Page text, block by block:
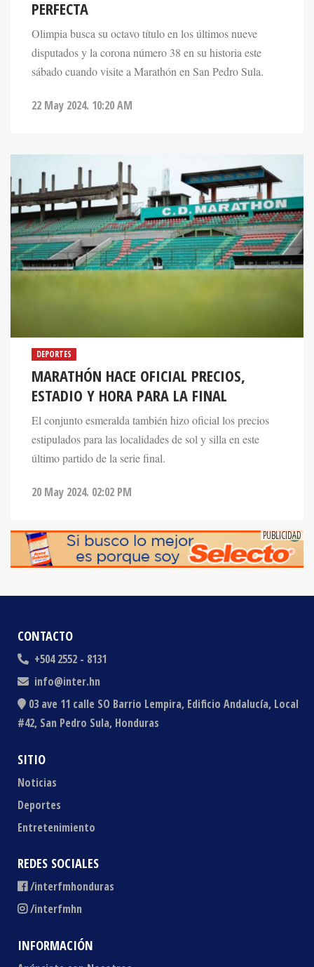
Olimpia busca su octavo título en los últimos nueve
disputados y la corona número 38 en su historia este
sábado cuando visite a Marathón en San Pedro Sula.
MARATHÓN HACE OFICIAL PRECIOS,
ESTADIO Y HORA PARA LA FINAL
El conjunto esmeralda también hizo oficial los precios
estipulados para las localidades de sol y silla en este
último partido de la serie final.
CONTACTO
+504 2552 - 8131
info@inter.hn
03 ave 11 calle SO Barrio Lempira, Edificio Andalucía, Local
#42, San Pedro Sula, Honduras
SITIO
Noticias
Deportes
Entretenimiento
REDES SOCIALES
/interfmhonduras
/interfmhn
INFORMACIÓN